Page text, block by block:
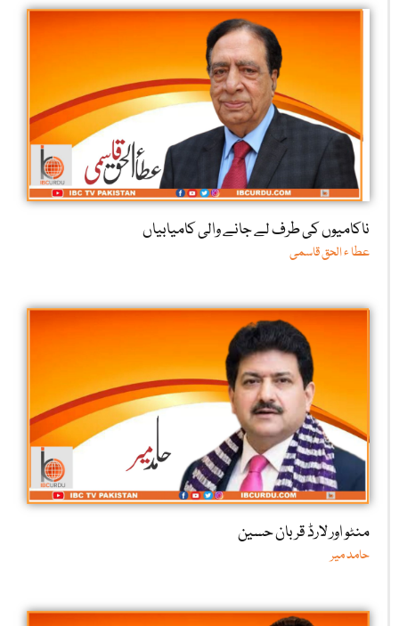
ناکامیوں کی طرف لے جانے والی کامیابیاں
عطا ء الحق قاسمی
منٹو اور لارڈ قربان حسین
حامد میر